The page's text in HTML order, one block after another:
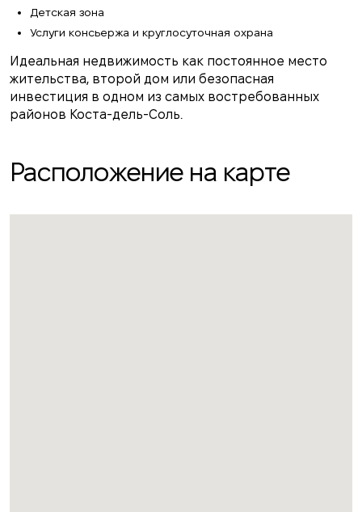
Детская зона
Услуги консьержа и круглосуточная охрана
Идеальная недвижимость как постоянное место
жительства, второй дом или безопасная
инвестиция в одном из самых востребованных
районов Коста-дель-Соль.
Расположение на карте